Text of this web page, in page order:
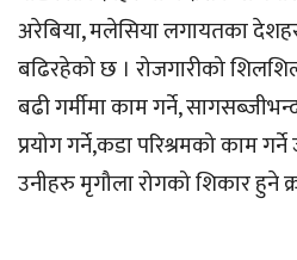
अरेबिया, मलेसिया लगायतका
बढिरहेको छ । रोजगारीको
बढी गर्मीमा काम गर्ने,
प्रयोग गर्ने,कडा परिश्रमको काम
उनीहरु मृगौला रोगको शिकार हुने